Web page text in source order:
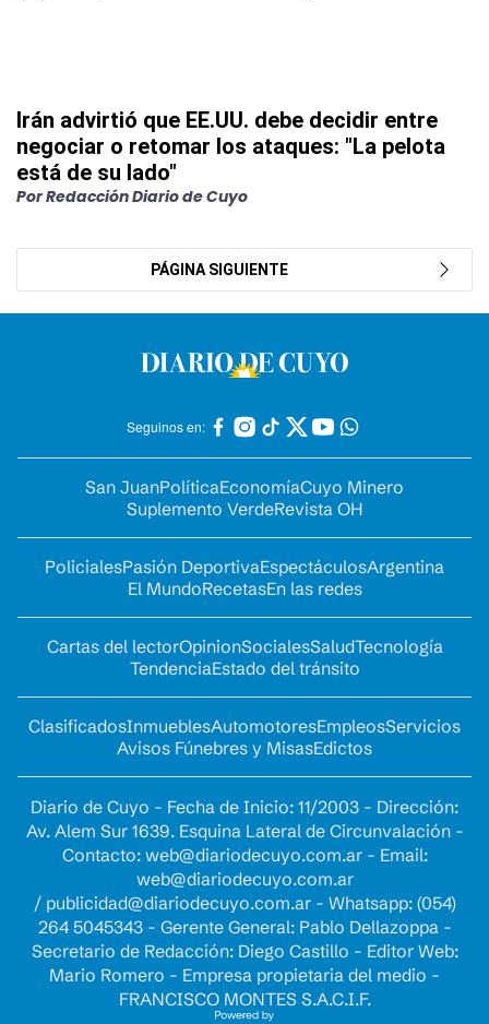
Irán advirtió que EE.UU. debe decidir entre
negociar o retomar los ataques: "La pelota
está de su lado"
Por Redacción Diario de Cuyo
PÁGINA SIGUIENTE
Seguinos en:
San JuanPolíticaEconomíaCuyo Minero
Suplemento VerdeRevista OH
PolicialesPasión DeportivaEspectáculosArgentina
El MundoRecetasEn las redes
Cartas del lectorOpinionSocialesSaludTecnología
TendenciaEstado del tránsito
ClasificadosInmueblesAutomotoresEmpleosServicios
Avisos Fúnebres y MisasEdictos
Diario de Cuyo - Fecha de Inicio: 11/2003 - Dirección:
Av. Alem Sur 1639. Esquina Lateral de Circunvalación -
Contacto: web@diariodecuyo.com.ar- Email:
web@diariodecuyo.com.ar
/ publicidad@diariodecuyo.com.ar- Whatsapp: (054)
264 5045343 - Gerente General: Pablo Dellazoppa -
Secretario de Redacción: Diego Castillo - Editor Web:
Mario Romero - Empresa propietaria del medio -
FRANCISCO MONTES S.A.C.I.F.